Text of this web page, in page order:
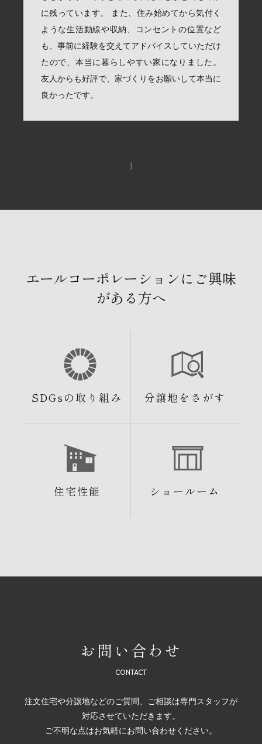
に残っています。 また、住み始めてから気付く
ような生活動線や収納、コンセントの位置など
も、事前に経験を交えてアドバイスしていただけ
たので、本当に暮らしやすい家になりました。
友人からも好評で、家づくりをお願いして本当に
良かったです。
1
エールコーポレーションにご興味
がある方へ
SDGsの取り組み 分譲地をさがす
住宅性能 ショールーム
お問い合わせ
注文住宅や分譲地などのご質問、ご相談は専門スタッフが
対応させていただきます。
ご不明な点はお気軽にお問い合わせください。